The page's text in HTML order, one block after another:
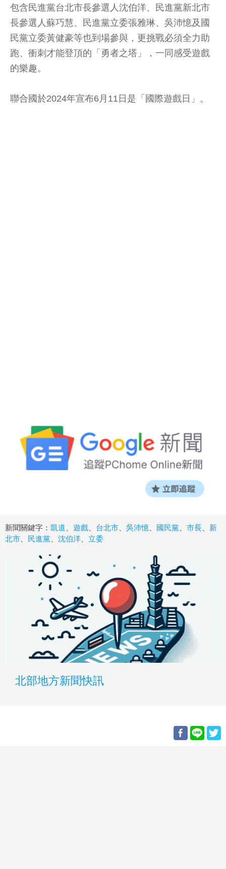
包含民進黨台北市長參選人沈伯洋、民進黨新北市
長參選人蘇巧慧、民進黨立委張雅琳、吳沛憶及國
民黨立委黃健豪等也到場參與，更挑戰必須全力助
跑、衝刺才能登頂的「勇者之塔」，一同感受遊戲
的樂趣。
聯合國於2024年宣布6月11日是「國際遊戲日」。
新聞關鍵字： 凱道 遊戲 台北市 吳沛憶 國民黨 市長
新
北市
民進黨 沈伯洋 立委
北部地方新聞快訊